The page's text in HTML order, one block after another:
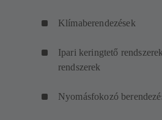
Klímaberendezések
Ipari keringtető
rendszerek
Nyomásfokozó